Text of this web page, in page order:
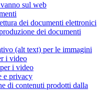
sul web
dei documenti elettronici
dei documenti
(alt text) per le immagini
i video
i video
e privacy
di contenuti prodotti dalla